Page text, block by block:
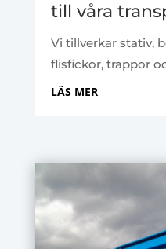
till våra
Vi tillverkar stativ,
flisfickor, trappor
LÄS MER